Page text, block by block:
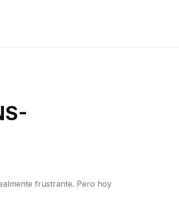
frustrante. Pero hoy